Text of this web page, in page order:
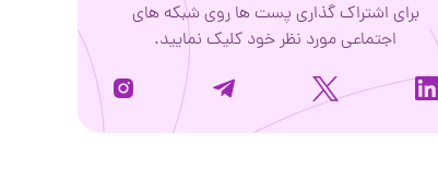
برای اشتراک گذاری پست ها روی شبکه های
اجتماعی مورد نظر خود کلیک نمایید.